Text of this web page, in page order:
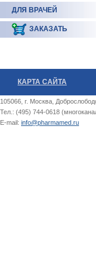
ДЛЯ ВРАЧЕЙ
ЗАКАЗАТЬ
КАРТА САЙТА
105066, г. Москва,
Тел.: (495) 744-0618
E-mail: info@pharmamed.ru